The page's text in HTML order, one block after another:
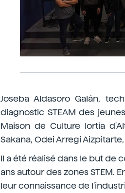
Joseba Aldasoro Galán,
diagnostic STEAM des
Maison de Culture Iortia
Sakana, Odei Arregi
Il a été réalisé dans le but de
ans autour des zones STEM.
leur connaissance de